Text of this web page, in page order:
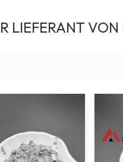
LIEFERANT